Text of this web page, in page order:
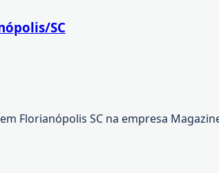
SC
Florianópolis SC na empresa